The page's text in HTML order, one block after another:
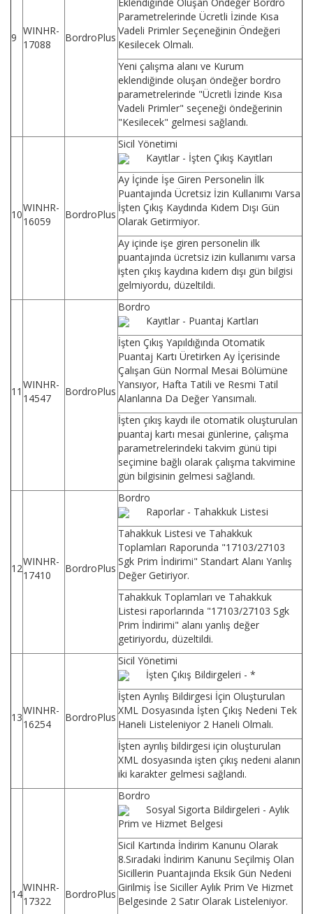
9
WINHR-
17088
BordroPlus
Parametrelerinde Ücretli İzinde Kısa
Vadeli Primler Seçeneğinin Öndeğeri
Kesilecek Olmalı.
Yeni çalışma alanı ve Kurum
eklendiğinde oluşan öndeğer bordro
parametrelerinde "Ücretli İzinde Kısa
Vadeli Primler" seçeneği öndeğerinin
"Kesilecek" gelmesi sağlandı.
10
WINHR-
16059
BordroPlus
Sicil Yönetimi
Kayıtlar - İşten Çıkış Kayıtları
Ay İçinde İşe Giren Personelin İlk
Puantajında Ücretsiz İzin Kullanımı Varsa
İşten Çıkış Kaydında Kıdem Dışı Gün
Olarak Getirmiyor.
Ay içinde işe giren personelin ilk
puantajında ücretsiz izin kullanımı varsa
işten çıkış kaydına kıdem dışı gün bilgisi
gelmiyordu, düzeltildi.
11
WINHR-
14547
BordroPlus
Bordro
Kayıtlar - Puantaj Kartları
İşten Çıkış Yapıldığında Otomatik
Puantaj Kartı Üretirken Ay İçerisinde
Çalışan Gün Normal Mesai Bölümüne
Yansıyor, Hafta Tatili ve Resmi Tatil
Alanlarına Da Değer Yansımalı.
İşten çıkış kaydı ile otomatik oluşturulan
puantaj kartı mesai günlerine, çalışma
parametrelerindeki takvim günü tipi
seçimine bağlı olarak çalışma takvimine
gün bilgisinin gelmesi sağlandı.
12
WINHR-
17410
BordroPlus
Bordro
Raporlar - Tahakkuk Listesi
Tahakkuk Listesi ve Tahakkuk
Toplamları Raporunda "17103/27103
Sgk Prim İndirimi" Standart Alanı Yanlış
Değer Getiriyor.
Tahakkuk Toplamları ve Tahakkuk
Listesi raporlarında "17103/27103 Sgk
Prim İndirimi" alanı yanlış değer
getiriyordu, düzeltildi.
13
WINHR-
16254
BordroPlus
Sicil Yönetimi
İşten Çıkış Bildirgeleri - *
İşten Ayrılış Bildirgesi İçin Oluşturulan
XML Dosyasında İşten Çıkış Nedeni Tek
Haneli Listeleniyor 2 Haneli Olmalı.
İşten ayrılış bildirgesi için oluşturulan
XML dosyasında işten çıkış nedeni alanın
iki karakter gelmesi sağlandı.
14
WINHR-
17322
BordroPlus
Bordro
Sosyal Sigorta Bildirgeleri - Aylık
Prim ve Hizmet Belgesi
Sicil Kartında İndirim Kanunu Olarak
8.Sıradaki İndirim Kanunu Seçilmiş Olan
Sicillerin Puantajında Eksik Gün Nedeni
Girilmiş İse Siciller Aylık Prim Ve Hizmet
Belgesinde 2 Satır Olarak Listeleniyor.